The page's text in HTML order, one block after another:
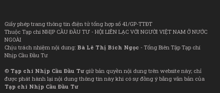
Giấy phép trang thông tin điện tử tổng hợp số 41/GP-TTĐT
Thuộc Tạp chí NHỊP CẦU ĐẦU TƯ - HỘI LIÊN LẠC VỚI NGƯỜI VIỆT NAM Ở NƯỚC
NGOÀI
Chịu trách nhiệm nội dung: Bà Lê Thị Bích Ngọc - Tổng Biên Tập Tạp chí
Nhịp Cầu Đầu Tư
© Tạp chí Nhịp Cầu Đầu Tưgiữ bản quyền nội dung trên website này; chỉ
được phát hành lại nội dung thông tin này khi có sự đồng ý bằng văn bản của
Tạp chí Nhịp Cầu Đầu Tư